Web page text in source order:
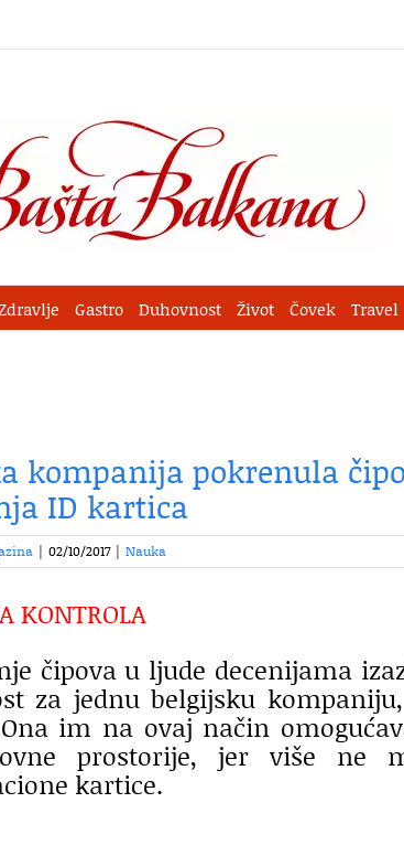
Gastro Duhovnost Život Čovek Travel
kompanija pokrenula
ID kartica
| 02/10/2017 | Nauka
KONTROLA
čipova u ljude decenijama
za jednu belgijsku
im na ovaj način
prostorije, jer više ne
kartice.